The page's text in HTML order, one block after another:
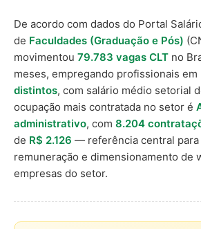
De acordo com dados do Portal
de Faculdades (Graduação e Pós)
movimentou 79.783 vagas CLT no
meses, empregando profissionais em
distintos, com salário médio setorial
ocupação mais contratada no setor é
administrativo, com 8.204
de R$ 2.126 — referência central para
remuneração e dimensionamento de
empresas do setor.